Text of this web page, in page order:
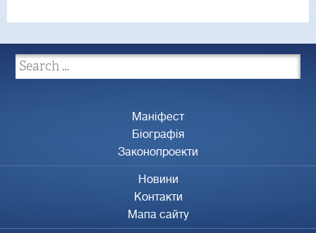
Маніфест
Біографія
Законопроекти
Новини
Контакти
Мапа сайту